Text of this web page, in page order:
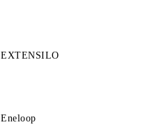
EXTENSILO
Eneloop